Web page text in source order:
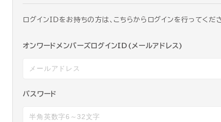
ログインIDをお持ちの方は、こちらからログインを行ってくだ
オンワードメンバーズログインID(メールアドレス)
パスワード